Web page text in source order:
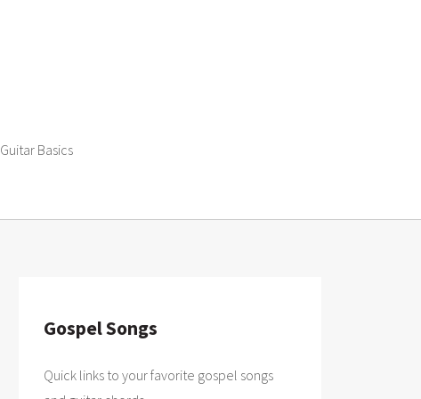
Guitar Basics
Gospel Songs
Quick links to your favorite gospel songs